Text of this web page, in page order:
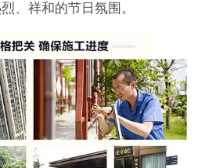
、祥和的节日氛围。